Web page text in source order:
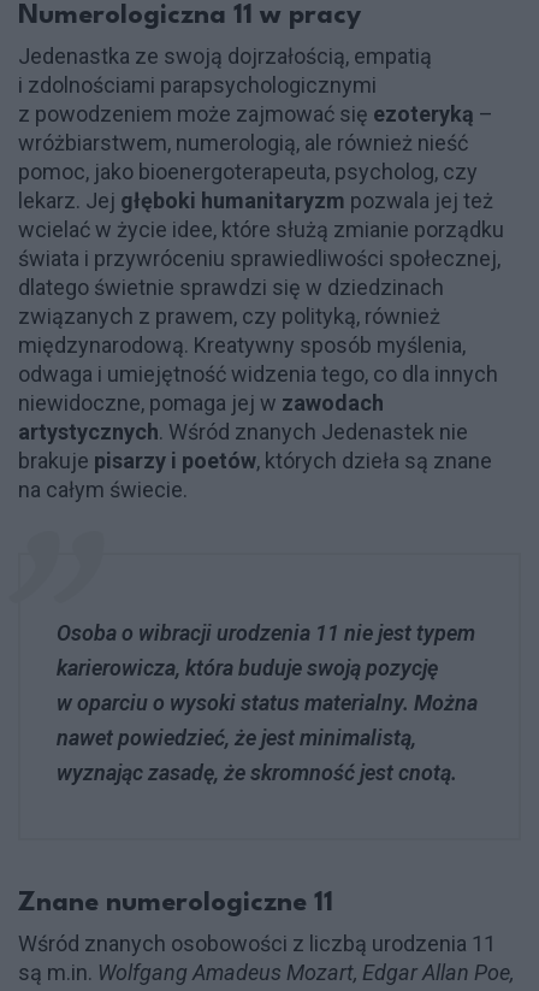
Numerologiczna 11 w pracy
Jedenastka ze swoją dojrzałością, empatią
i zdolnościami parapsychologicznymi
z powodzeniem może zajmować się ezoteryką –
wróżbiarstwem, numerologią, ale również nieść
pomoc, jako bioenergoterapeuta, psycholog, czy
lekarz. Jej głęboki humanitaryzm pozwala jej też
wcielać w życie idee, które służą zmianie porządku
świata i przywróceniu sprawiedliwości społecznej,
dlatego świetnie sprawdzi się w dziedzinach
związanych z prawem, czy polityką, również
międzynarodową. Kreatywny sposób myślenia,
odwaga i umiejętność widzenia tego, co dla innych
niewidoczne, pomaga jej w zawodach
artystycznych. Wśród znanych Jedenastek nie
brakuje pisarzy i poetów, których dzieła są znane
na całym świecie.
Osoba o wibracji urodzenia 11 nie jest typem
karierowicza, która buduje swoją pozycję
w oparciu o wysoki status materialny. Można
nawet powiedzieć, że jest minimalistą,
wyznając zasadę, że skromność jest cnotą.
Znane numerologiczne 11
Wśród znanych osobowości z liczbą urodzenia 11
są m.in. Wolfgang Amadeus Mozart, Edgar Allan Poe,